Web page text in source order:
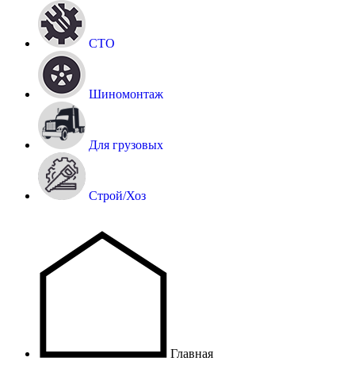
СТО
Шиномонтаж
Для грузовых
Строй/Хоз
Главная